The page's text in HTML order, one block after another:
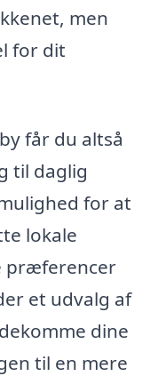
men
for dit
får du altså
til daglig
for at
lokale
præferencer
et udvalg af
dine
til en mere